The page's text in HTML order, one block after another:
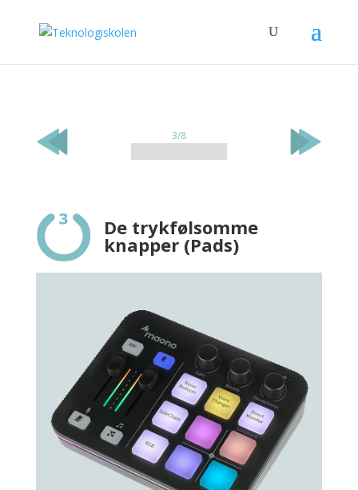
3/8
De trykfølsomme
knapper (Pads)